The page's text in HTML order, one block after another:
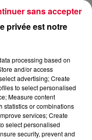
rédaction
privée est notre
processing based on
and/or access
advertising; Create
to select personalised
Measure content
statistics or combinations
services; Create
select personalised
security, prevent and
sans accepter